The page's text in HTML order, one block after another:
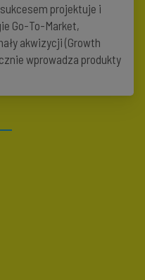
projektuje i
Go-To-Market,
akwizycji (Growth
wprowadza produkty